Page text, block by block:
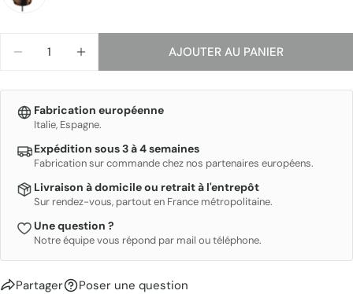
AJOUTER AU PANIER
Fabrication européenne
Italie, Espagne.
Expédition sous 3 à 4 semaines
Fabrication sur commande chez nos partenaires européens.
Livraison à domicile ou retrait à l'entrepôt
Sur rendez-vous, partout en France métropolitaine.
Une question ?
Notre équipe vous répond par mail ou téléphone.
Partager Poser une question